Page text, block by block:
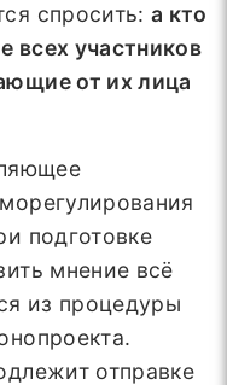
спросить:а кто
всех участников
от их лица
подготовке
мнение всё
из процедуры
отправке